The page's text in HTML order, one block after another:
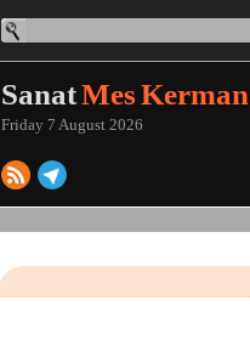
SanatMes Kerman
Friday 7 August 2026